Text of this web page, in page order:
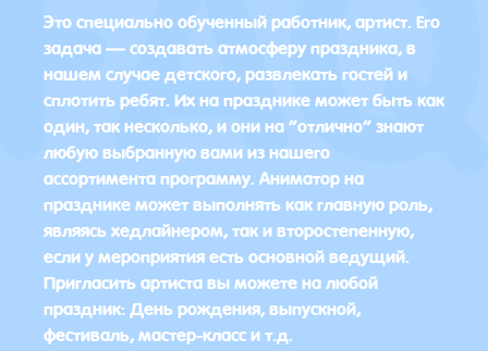
Это специально обученный работник, артист. Его
задача — создавать атмосферу праздника, в
нашем случае детского, развлекать гостей и
сплотить ребят. Их на празднике может быть как
один, так несколько, и они на “отлично” знают
любую выбранную вами из нашего
ассортимента программу. Аниматор на
празднике может выполнять как главную роль,
являясь хедлайнером, так и второстепенную,
если у мероприятия есть основной ведущий.
Пригласить артиста вы можете на любой
праздник: День рождения, выпускной,
фестиваль, мастер-класс и т.д.